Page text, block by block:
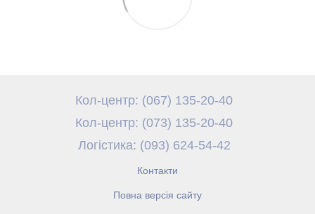
Кол-центр: (067) 135-20-40
Кол-центр: (073) 135-20-40
Логістика: (093) 624-54-42
Контакти
Повна версія сайту